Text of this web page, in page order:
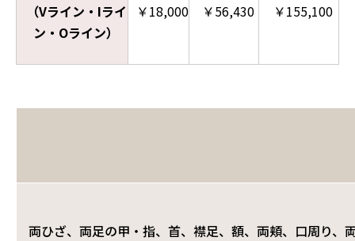
（Vライン・Iライ
ン・Oライン）
￥18,000 ￥56,430 ￥155,100
両ひざ、両足の甲・指、首、襟足、額、両頬、口周り、